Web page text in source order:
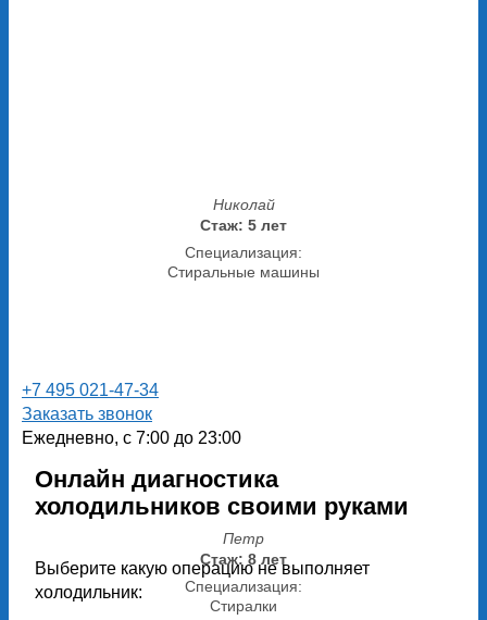
Николай
Стаж: 5 лет
Специализация:
Стиральные машины
Петр
Стаж: 8 лет
Специализация:
Стиралки
+7 495 021-47-34
Заказать звонок
Ежедневно, с 7:00 до 23:00
Онлайн диагностика
холодильников своими руками
Выберите какую операцию не выполняет
холодильник: